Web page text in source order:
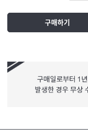
구매하기